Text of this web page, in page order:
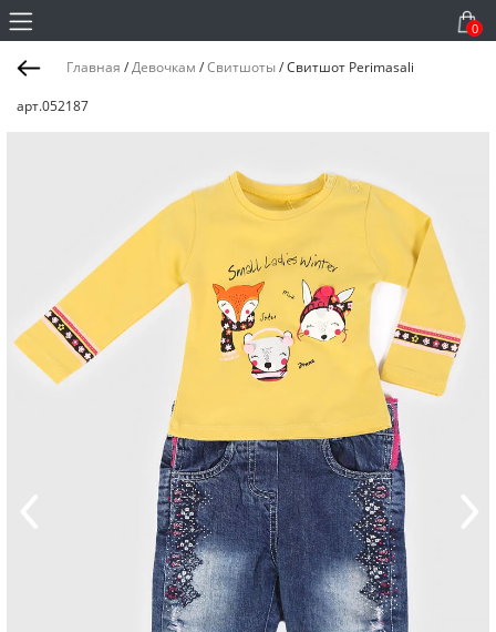
0
Главная /Девочкам /Свитшоты/Свитшот Perimasali
арт.052187